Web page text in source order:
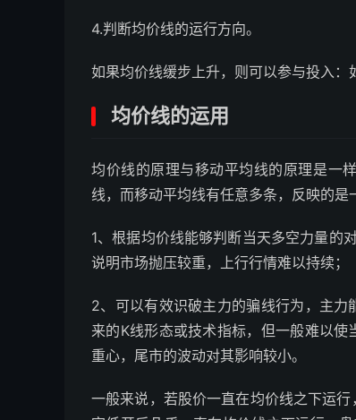
4.判断均价线的运行方向。
如果均价线缓步上升，则可以参与投入：
均价线的运用
均价线的原理与移动平均线的原理是一
线，而移动平均线有任意多条，反映的是
1、根据均价线能够判断当天多空力量的
说明市场抛压较重，上行行情难以持续；
2、可以有效识破主力的骗线行为，主
来的K线形态或技术指标，但一般难以
重心，尾市的波动对其影响较小。
一般来说，若股价一直在均价线之下运